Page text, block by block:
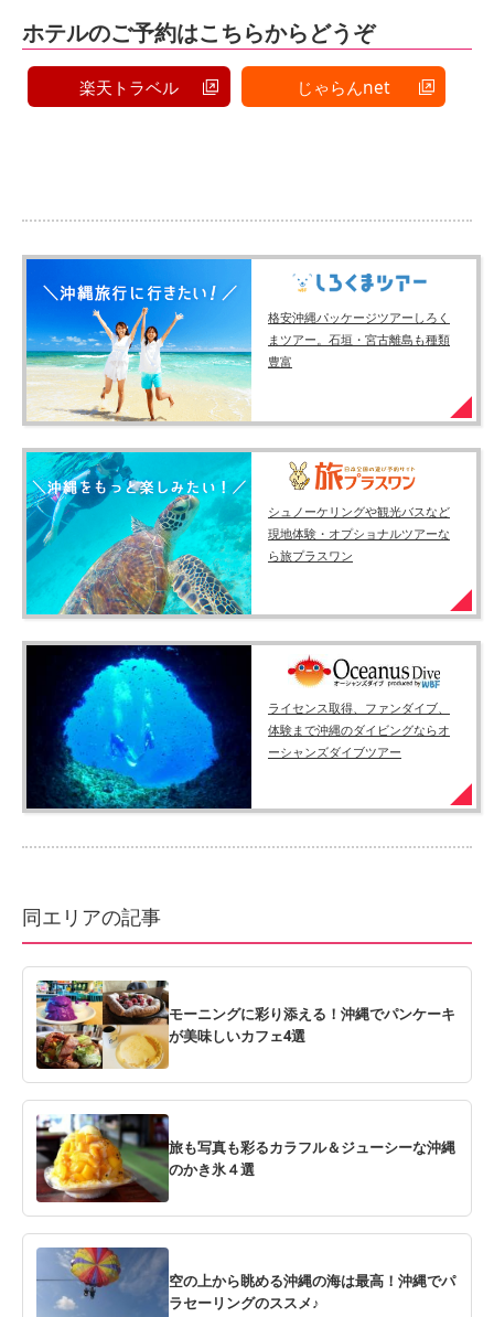
ホテルのご予約はこちらからどうぞ
楽天トラベル じゃらんnet
格安沖縄パッケージツアーしろく
まツアー。石垣・宮古離島も種類
豊富
シュノーケリングや観光バスなど
現地体験・オプショナルツアーな
ら旅プラスワン
ライセンス取得、ファンダイブ、
体験まで沖縄のダイビングならオ
ーシャンズダイブツアー
同エリアの記事
モーニングに彩り添える！沖縄でパンケーキ
が美味しいカフェ4選
旅も写真も彩るカラフル＆ジューシーな沖縄
のかき氷４選
空の上から眺める沖縄の海は最高！沖縄でパ
ラセーリングのススメ♪